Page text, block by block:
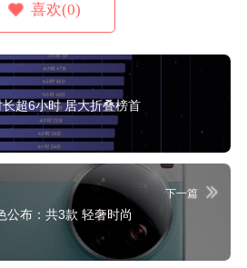
喜欢(0)
超6小时 居大折叠榜首
下一篇
公布：共3款 轻奢时尚